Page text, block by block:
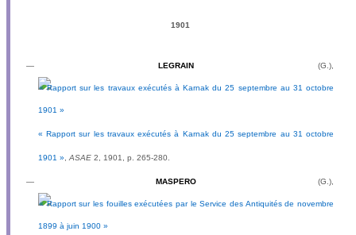
1901
— LEGRAIN (G.),
« Rapport sur les travaux exécutés à Karnak du 25 septembre au 31 octobre
1901 »,ASAE 2, 1901, p. 265-280.
— MASPERO (G.),